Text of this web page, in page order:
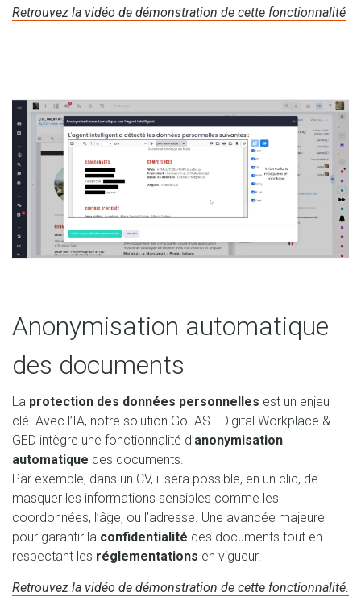
Retrouvez la vidéo de démonstration de cette fonctionnalité
Anonymisation automatique
des documents
La protection des données personnelles est un enjeu
clé. Avec l’IA, notre solution GoFAST Digital Workplace &
GED intègre une fonctionnalité d’anonymisation
automatique des documents.
Par exemple, dans un CV, il sera possible, en un clic, de
masquer les informations sensibles comme les
coordonnées, l’âge, ou l’adresse. Une avancée majeure
pour garantir la confidentialité des documents tout en
respectant les réglementations en vigueur.
Retrouvez la vidéo de démonstration de cette fonctionnalité.